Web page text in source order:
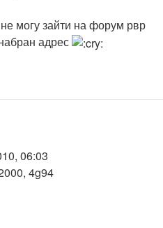
могу зайти на форум рвр
адрес
06:03
4g94